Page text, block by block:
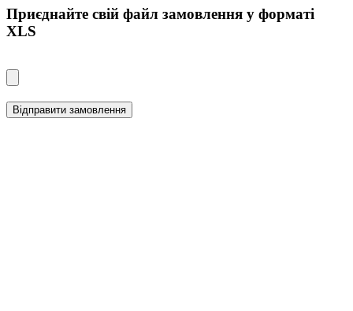
Приєднайте свiй файл замовлення у форматі
XLS